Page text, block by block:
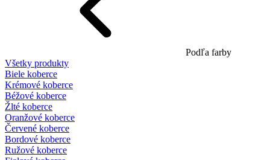
Podľa farby
Všetky produkty
Biele koberce
Krémové koberce
Béžové koberce
Žlté koberce
Oranžové koberce
Červené koberce
Bordové koberce
Ružové koberce